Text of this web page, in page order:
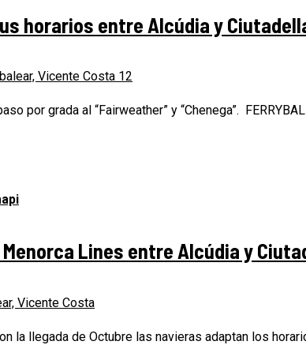
horarios entre Alcúdia y
Vicente Costa 12
por grada al “Fairweather” y “Chenega”.
Lines entre Alcúdia y
Vicente Costa
la llegada de Octubre las navieras adaptan los